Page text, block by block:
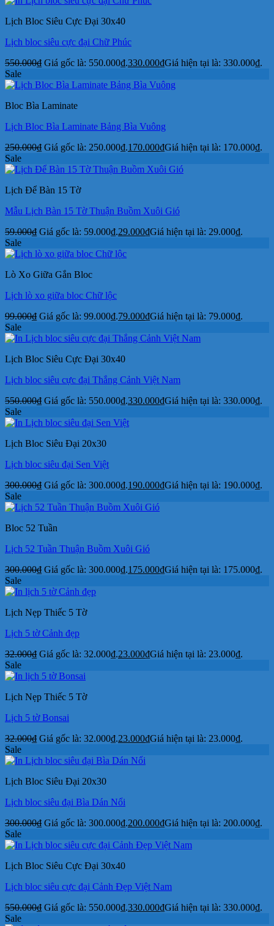
Lịch Bloc Siêu Cực Đại 30x40
Lịch bloc siêu cực đại Chữ Phúc
550.000₫ Giá gốc là: 550.000₫.330.000₫Giá hiện tại là: 330.000₫.
Sale
Bloc Bìa Laminate
Lịch Bloc Bìa Laminate Bảng Bìa Vuông
250.000₫ Giá gốc là: 250.000₫.170.000₫Giá hiện tại là: 170.000₫.
Sale
Lịch Để Bàn 15 Tờ
Mẫu Lịch Bàn 15 Tờ Thuận Buồm Xuôi Gió
59.000₫ Giá gốc là: 59.000₫.29.000₫Giá hiện tại là: 29.000₫.
Sale
Lò Xo Giữa Gắn Bloc
Lịch lò xo giữa bloc Chữ lộc
99.000₫ Giá gốc là: 99.000₫.79.000₫Giá hiện tại là: 79.000₫.
Sale
Lịch Bloc Siêu Cực Đại 30x40
Lịch bloc siêu cực đại Thắng Cảnh Việt Nam
550.000₫ Giá gốc là: 550.000₫.330.000₫Giá hiện tại là: 330.000₫.
Sale
Lịch Bloc Siêu Đại 20x30
Lịch bloc siêu đại Sen Việt
300.000₫ Giá gốc là: 300.000₫.190.000₫Giá hiện tại là: 190.000₫.
Sale
Bloc 52 Tuần
Lịch 52 Tuần Thuận Buồm Xuôi Gió
300.000₫ Giá gốc là: 300.000₫.175.000₫Giá hiện tại là: 175.000₫.
Sale
Lịch Nẹp Thiếc 5 Tờ
Lịch 5 tờ Cảnh đẹp
32.000₫ Giá gốc là: 32.000₫.23.000₫Giá hiện tại là: 23.000₫.
Sale
Lịch Nẹp Thiếc 5 Tờ
Lịch 5 tờ Bonsai
32.000₫ Giá gốc là: 32.000₫.23.000₫Giá hiện tại là: 23.000₫.
Sale
Lịch Bloc Siêu Đại 20x30
Lịch bloc siêu đại Bìa Dán Nổi
300.000₫ Giá gốc là: 300.000₫.200.000₫Giá hiện tại là: 200.000₫.
Sale
Lịch Bloc Siêu Cực Đại 30x40
Lịch bloc siêu cực đại Cảnh Đẹp Việt Nam
550.000₫ Giá gốc là: 550.000₫.330.000₫Giá hiện tại là: 330.000₫.
Sale